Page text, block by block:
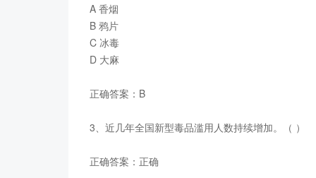
A 香烟
B 鸦片
C 冰毒
D 大麻
正确答案：B
3、近几年全国新型毒品滥用人数持续增加。（ ）
正确答案：正确